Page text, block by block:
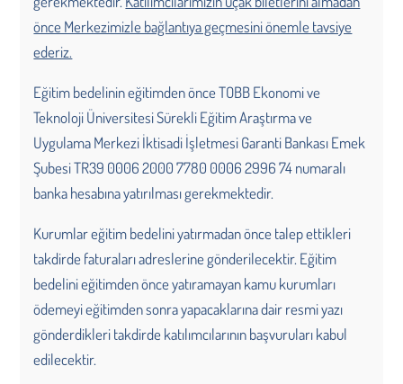
önce Merkezimizle bağlantıya geçmesini önemle tavsiye
ederiz.
Eğitim bedelinin eğitimden önce TOBB Ekonomi ve
Teknoloji Üniversitesi Sürekli Eğitim Araştırma ve
Uygulama Merkezi İktisadi İşletmesi Garanti Bankası Emek
Şubesi TR39 0006 2000 7780 0006 2996 74 numaralı
banka hesabına yatırılması gerekmektedir.
Kurumlar eğitim bedelini yatırmadan önce talep ettikleri
takdirde faturaları adreslerine gönderilecektir. Eğitim
bedelini eğitimden önce yatıramayan kamu kurumları
ödemeyi eğitimden sonra yapacaklarına dair resmi yazı
gönderdikleri takdirde katılımcılarının başvuruları kabul
edilecektir.